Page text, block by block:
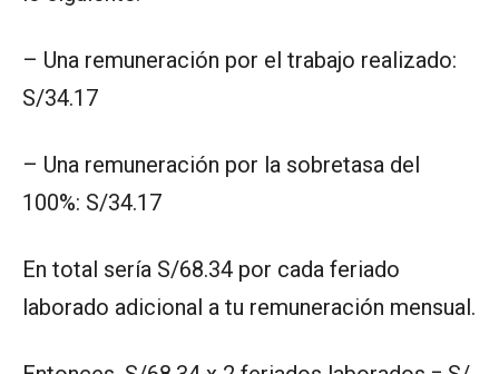
– Una remuneración por el trabajo realizado:
S/34.17
– Una remuneración por la sobretasa del
100%: S/34.17
En total sería S/68.34 por cada feriado
laborado adicional a tu remuneración mensual.